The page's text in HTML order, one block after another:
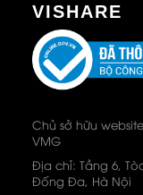
VISHARE
Chủ sở hữu
VMG
Địa chỉ: Tầng 6,
Đống Đa, Hà Nội